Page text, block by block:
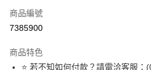
4.訂單成立30分鐘內，如未前往確認交易或
消。如遇「轉專審核」未通過狀況，表示未
1.分期款項不併入電信帳單，「大哥付你分
醒簡訊。
便利好安心！
１．簡單：不需註冊會員、不需綁卡、不需
２．便利：只要手機號碼，簡訊認證，即可
【「AFTEE先享後付」結帳流程】
運送方式
商品編號
7385900
商品特色
⭐ 若不知如何付款？請電洽客服：